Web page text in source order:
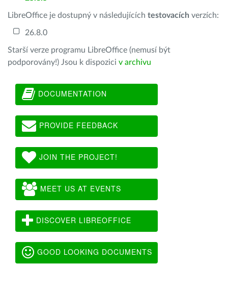
LibreOffice je dostupný v následujících testovacích verzích:
26.8.0
Starší verze programu LibreOffice (nemusí být
podporovány!) Jsou k dispozici v archivu
DOCUMENTATION
PROVIDE FEEDBACK
JOIN THE PROJECT!
MEET US AT EVENTS
DISCOVER LIBREOFFICE
GOOD LOOKING DOCUMENTS